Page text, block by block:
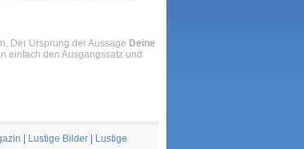
Der Ursprung der Aussage Deine
einfach den Ausgangssatz und
Lustige Bilder
Lustige